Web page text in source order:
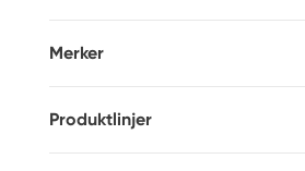
Merker
Produktlinjer